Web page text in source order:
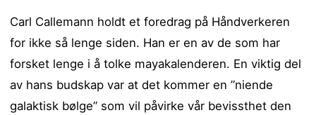
Carl Callemann holdt et foredrag på Håndverkeren
for ikke så lenge siden. Han er en av de som har
forsket lenge i å tolke mayakalenderen. En viktig del
av hans budskap var at det kommer en ”niende
galaktisk bølge” som vil påvirke vår bevissthet den